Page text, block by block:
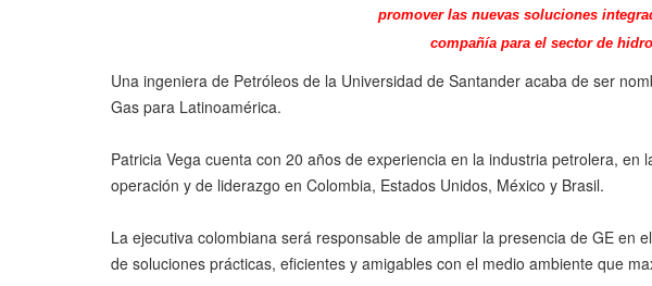
promover las nuevas soluciones
compañía para el sector de
Una ingeniera de Petróleos de la Universidad de Santander acaba de ser
Gas para Latinoamérica.
Patricia Vega cuenta con 20 años de experiencia en la industria petrolera,
operación y de liderazgo en Colombia, Estados Unidos, México y Brasil.
La ejecutiva colombiana será responsable de ampliar la presencia de GE en
de soluciones prácticas, eficientes y amigables con el medio ambiente que